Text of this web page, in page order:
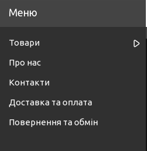
Товари
Про нас
Контакти
Доставка та оплата
Повернення та обмін